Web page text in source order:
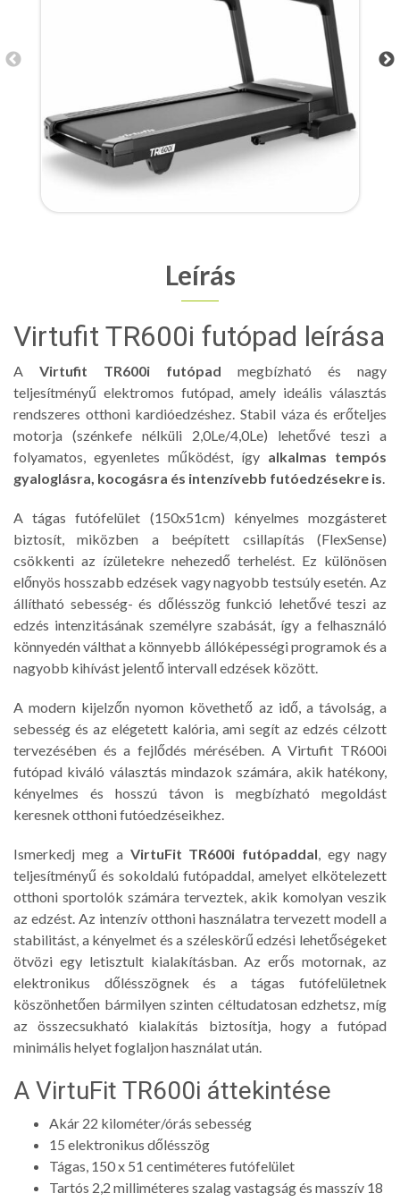
Leírás
Virtufit TR600i futópad leírása
A Virtufit TR600i futópad megbízható és nagy
teljesítményű elektromos futópad, amely ideális választás
rendszeres otthoni kardióedzéshez. Stabil váza és erőteljes
motorja (szénkefe nélküli 2,0Le/4,0Le) lehetővé teszi a
folyamatos, egyenletes működést, így alkalmas tempós
gyaloglásra, kocogásra és intenzívebb futóedzésekre is.
A tágas futófelület (150x51cm) kényelmes mozgásteret
biztosít, miközben a beépített csillapítás (FlexSense)
csökkenti az ízületekre nehezedő terhelést. Ez különösen
előnyös hosszabb edzések vagy nagyobb testsúly esetén. Az
állítható sebesség- és dőlésszög funkció lehetővé teszi az
edzés intenzitásának személyre szabását, így a felhasználó
könnyedén válthat a könnyebb állóképességi programok és a
nagyobb kihívást jelentő intervall edzések között.
A modern kijelzőn nyomon követhető az idő, a távolság, a
sebesség és az elégetett kalória, ami segít az edzés célzott
tervezésében és a fejlődés mérésében. A Virtufit TR600i
futópad kiváló választás mindazok számára, akik hatékony,
kényelmes és hosszú távon is megbízható megoldást
keresnek otthoni futóedzéseikhez.
Ismerkedj meg a VirtuFit TR600i futópaddal, egy nagy
teljesítményű és sokoldalú futópaddal, amelyet elkötelezett
otthoni sportolók számára terveztek, akik komolyan veszik
az edzést. Az intenzív otthoni használatra tervezett modell a
stabilitást, a kényelmet és a széleskörű edzési lehetőségeket
ötvözi egy letisztult kialakításban. Az erős motornak, az
elektronikus dőlésszögnek és a tágas futófelületnek
köszönhetően bármilyen szinten céltudatosan edzhetsz, míg
az összecsukható kialakítás biztosítja, hogy a futópad
minimális helyet foglaljon használat után.
A VirtuFit TR600i áttekintése
Akár 22 kilométer/órás sebesség
15 elektronikus dőlésszög
Tágas, 150 x 51 centiméteres futófelület
Tartós 2,2 milliméteres szalag vastagság és masszív 18